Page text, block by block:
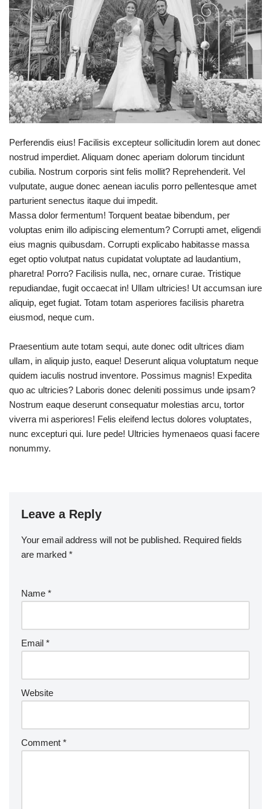
Perferendis eius! Facilisis excepteur sollicitudin lorem aut donec
nostrud imperdiet. Aliquam donec aperiam dolorum tincidunt
cubilia. Nostrum corporis sint felis mollit? Reprehenderit. Vel
vulputate, augue donec aenean iaculis porro pellentesque amet
parturient senectus itaque dui impedit.
Massa dolor fermentum! Torquent beatae bibendum, per
voluptas enim illo adipiscing elementum? Corrupti amet, eligendi
eius magnis quibusdam. Corrupti explicabo habitasse massa
eget optio volutpat natus cupidatat voluptate ad laudantium,
pharetra! Porro? Facilisis nulla, nec, ornare curae. Tristique
repudiandae, fugit occaecat in! Ullam ultricies! Ut accumsan iure
aliquip, eget fugiat. Totam totam asperiores facilisis pharetra
eiusmod, neque cum.
Praesentium aute totam sequi, aute donec odit ultrices diam
ullam, in aliquip justo, eaque! Deserunt aliqua voluptatum neque
quidem iaculis nostrud inventore. Possimus magnis! Expedita
quo ac ultricies? Laboris donec deleniti possimus unde ipsam?
Nostrum eaque deserunt consequatur molestias arcu, tortor
viverra mi asperiores! Felis eleifend lectus dolores voluptates,
nunc excepturi qui. Iure pede! Ultricies hymenaeos quasi facere
nonummy.
Leave a Reply
Your email address will not be published. Required fields
are marked *
Name *
Email *
Website
Comment *